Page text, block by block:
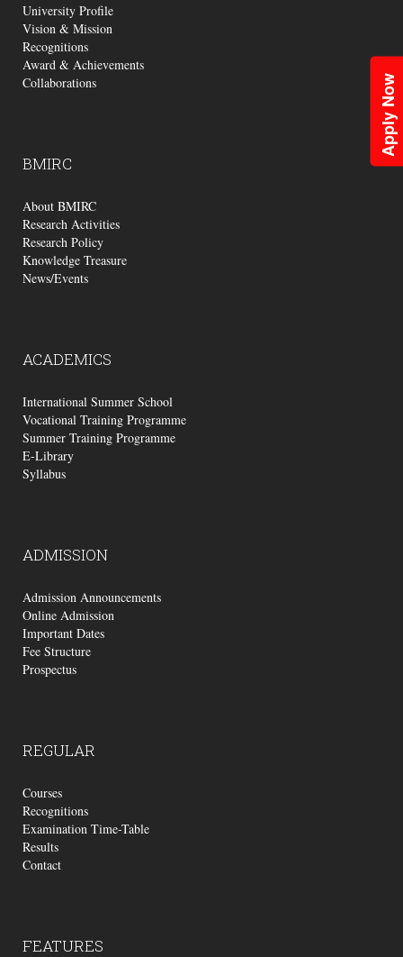
Apply Now
University Profile
Vision & Mission
Recognitions
Award & Achievements
Collaborations
BMIRC
About BMIRC
Research Activities
Research Policy
Knowledge Treasure
News/Events
ACADEMICS
International Summer School
Vocational Training Programme
Summer Training Programme
E-Library
Syllabus
ADMISSION
Admission Announcements
Online Admission
Important Dates
Fee Structure
Prospectus
REGULAR
Courses
Recognitions
Examination Time-Table
Results
Contact
FEATURES